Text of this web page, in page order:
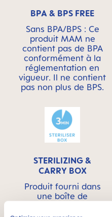
BPA & BPS FREE
Sans BPA/BPS : Ce
produit MAM ne
contient pas de BPA
conformément à la
réglementation en
vigueur. Il ne contient
pas non plus de BPS.
STERILIZING &
CARRY BOX
Produit fourni dans
une boîte de